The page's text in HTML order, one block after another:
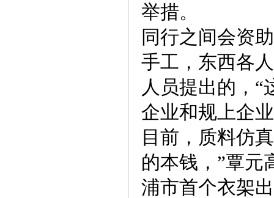
举措。
同行之间会资
手工，东西各
人员提出的，
企业和规上企
目前，质料仿
的本钱，”覃元
浦市首个衣架